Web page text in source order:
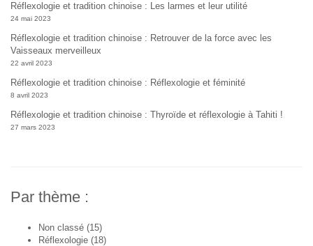
Réflexologie et tradition chinoise : Les larmes et leur utilité
24 mai 2023
Réflexologie et tradition chinoise : Retrouver de la force avec les
Vaisseaux merveilleux
22 avril 2023
Réflexologie et tradition chinoise : Réflexologie et féminité
8 avril 2023
Réflexologie et tradition chinoise : Thyroïde et réflexologie à Tahiti !
27 mars 2023
Par thème :
Non classé (15)
Réflexologie (18)